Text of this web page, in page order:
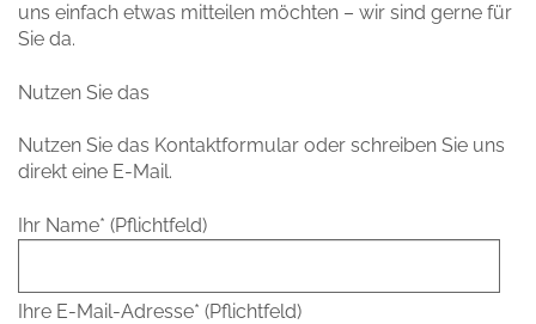
uns einfach etwas mitteilen möchten – wir sind gerne für
Sie da.
Nutzen Sie das
Nutzen Sie das Kontaktformular oder schreiben Sie uns
direkt eine E-Mail.
Ihr Name* (Pflichtfeld)
Ihre E-Mail-Adresse* (Pflichtfeld)